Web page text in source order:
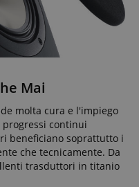
Mai
molta cura e l'impiego
continui
beneficiano soprattutto i
che tecnicamente. Da
trasduttori in titanio